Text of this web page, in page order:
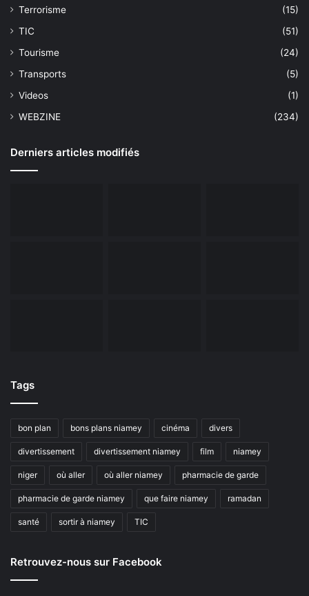
Terrorisme
(15)
TIC
(51)
Tourisme
(24)
Transports
(5)
Videos
(1)
WEBZINE
(234)
Derniers articles modifiés
Tags
bon plan bons plans niamey cinéma divers
divertissement divertissement niamey film niamey
niger où aller où aller niamey pharmacie de garde
pharmacie de garde niamey que faire niamey ramadan
santé sortir à niamey TIC
Retrouvez-nous sur Facebook